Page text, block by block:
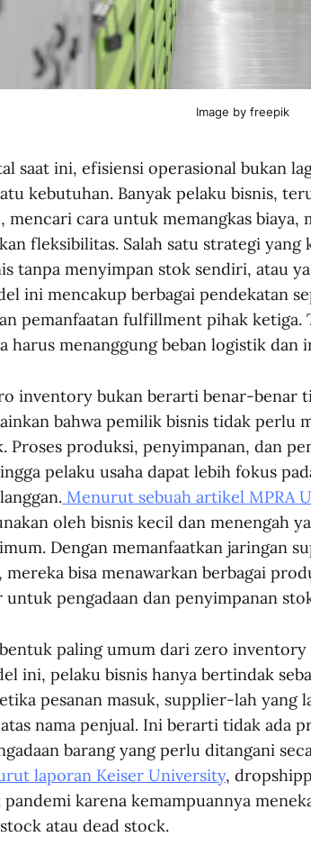
Image by freepik
saat ini, efisiensi operasional bukan
kebutuhan. Banyak pelaku bisnis,
mencari cara untuk memangkas biaya,
fleksibilitas. Salah satu strategi
tanpa menyimpan stok sendiri, atau
ini mencakup berbagai pendekatan
pemanfaatan fulfillment pihak ketiga.
harus menanggung beban logistik dan
inventory bukan berarti benar-benar
bahwa pemilik bisnis tidak perlu
Proses produksi, penyimpanan, dan
pelaku usaha dapat lebih fokus
Menurut sebuah artikel MPRA
oleh bisnis kecil dan menengah
Dengan memanfaatkan jaringan
bisa menawarkan berbagai
untuk pengadaan dan penyimpanan
bentuk paling umum dari zero
ini, pelaku bisnis hanya bertindak
pesanan masuk, supplier-lah yang
nama penjual. Ini berarti tidak ada
barang yang perlu ditangani
laporan Keiser University,
pandemi karena kemampuannya
atau dead stock.